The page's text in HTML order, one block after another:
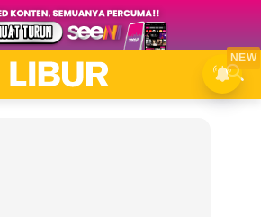
NEW